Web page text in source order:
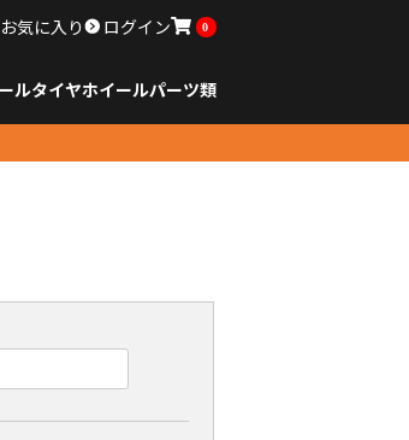
お気に入り ログイン 0
ルタイヤホイールパーツ類